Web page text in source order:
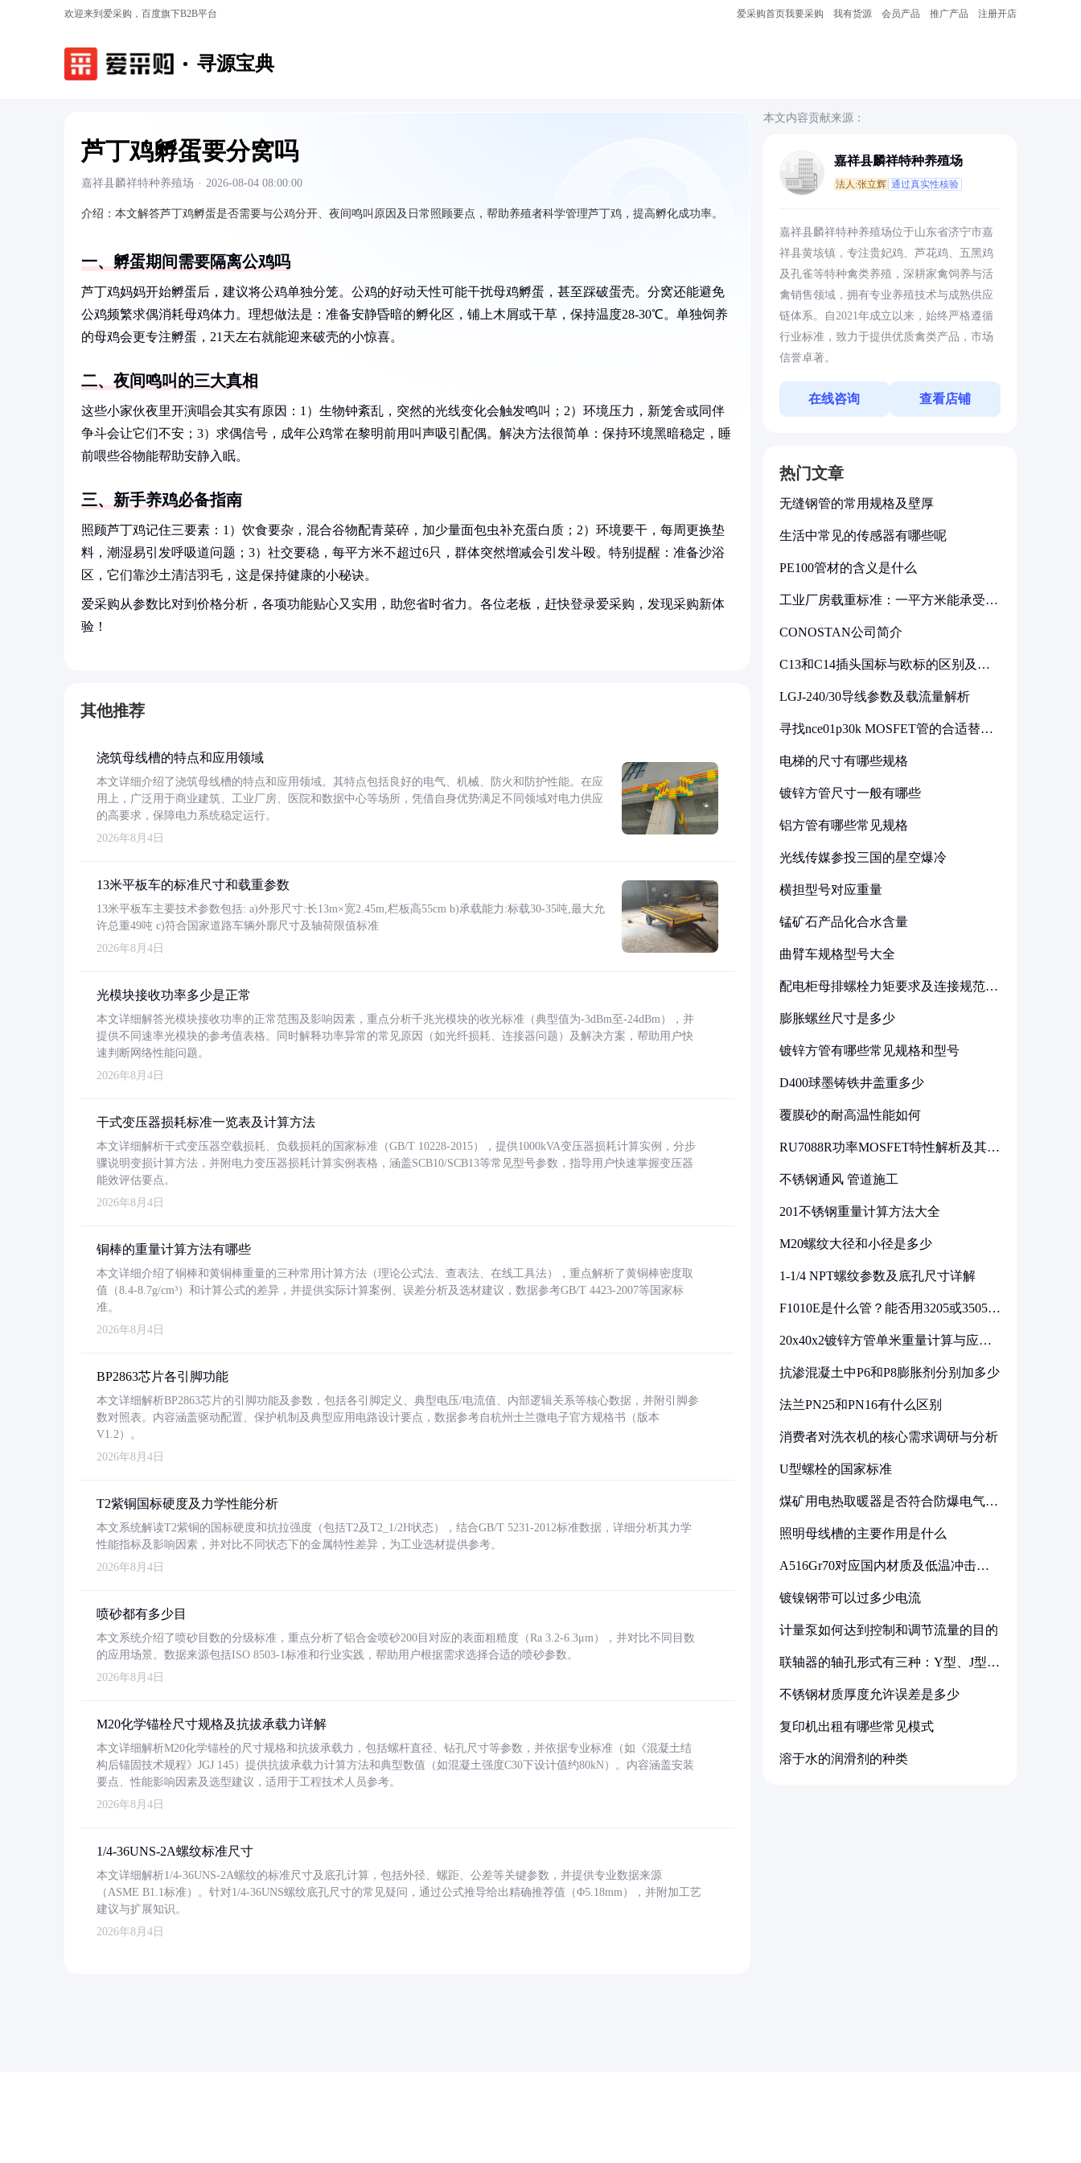
欢迎来到爱采购，百度旗下B2B平台 爱采购首页我要采购 我有货源 会员产品 推广产品 注册开店
寻源宝典
芦丁鸡孵蛋要分窝吗
嘉祥县麟祥特种养殖场 · 2026-08-04 08:00:00
介绍： 本文解答芦丁鸡孵蛋是否需要与公鸡分开、夜间鸣叫原因及日常照顾要点，帮助养殖者科学管理芦丁鸡，提高孵化成功率。
一、孵蛋期间需要隔离公鸡吗
芦丁鸡妈妈开始孵蛋后，建议将公鸡单独分笼。公鸡的好动天性可能干扰母鸡孵蛋，甚至踩破蛋壳。分窝还能避免
公鸡频繁求偶消耗母鸡体力。理想做法是：准备安静昏暗的孵化区，铺上木屑或干草，保持温度28-30℃。单独饲养
的母鸡会更专注孵蛋，21天左右就能迎来破壳的小惊喜。
二、夜间鸣叫的三大真相
这些小家伙夜里开演唱会其实有原因：1）生物钟紊乱，突然的光线变化会触发鸣叫；2）环境压力，新笼舍或同伴
争斗会让它们不安；3）求偶信号，成年公鸡常在黎明前用叫声吸引配偶。解决方法很简单：保持环境黑暗稳定，睡
前喂些谷物能帮助安静入眠。
三、新手养鸡必备指南
照顾芦丁鸡记住三要素：1）饮食要杂，混合谷物配青菜碎，加少量面包虫补充蛋白质；2）环境要干，每周更换垫
料，潮湿易引发呼吸道问题；3）社交要稳，每平方米不超过6只，群体突然增减会引发斗殴。特别提醒：准备沙浴
区，它们靠沙土清洁羽毛，这是保持健康的小秘诀。
爱采购从参数比对到价格分析，各项功能贴心又实用，助您省时省力。各位老板，赶快登录爱采购，发现采购新体
验！
其他推荐
浇筑母线槽的特点和应用领域
本文详细介绍了浇筑母线槽的特点和应用领域。其特点包括良好的电气、机械、防火和防护性能。在应
用上，广泛用于商业建筑、工业厂房、医院和数据中心等场所，凭借自身优势满足不同领域对电力供应
的高要求，保障电力系统稳定运行。
2026年8月4日
13米平板车的标准尺寸和载重参数
13米平板车主要技术参数包括: a)外形尺寸:长13m×宽2.45m,栏板高55cm b)承载能力:标载30-35吨,最大允
许总重49吨 c)符合国家道路车辆外廓尺寸及轴荷限值标准
2026年8月4日
光模块接收功率多少是正常
本文详细解答光模块接收功率的正常范围及影响因素，重点分析千兆光模块的收光标准（典型值为-3dBm至-24dBm），并
提供不同速率光模块的参考值表格。同时解释功率异常的常见原因（如光纤损耗、连接器问题）及解决方案，帮助用户快
速判断网络性能问题。
2026年8月4日
干式变压器损耗标准一览表及计算方法
本文详细解析干式变压器空载损耗、负载损耗的国家标准（GB/T 10228-2015），提供1000kVA变压器损耗计算实例，分步
骤说明变损计算方法，并附电力变压器损耗计算实例表格，涵盖SCB10/SCB13等常见型号参数，指导用户快速掌握变压器
能效评估要点。
2026年8月4日
铜棒的重量计算方法有哪些
本文详细介绍了铜棒和黄铜棒重量的三种常用计算方法（理论公式法、查表法、在线工具法），重点解析了黄铜棒密度取
值（8.4-8.7g/cm³）和计算公式的差异，并提供实际计算案例、误差分析及选材建议，数据参考GB/T 4423-2007等国家标
准。
2026年8月4日
BP2863芯片各引脚功能
本文详细解析BP2863芯片的引脚功能及参数，包括各引脚定义、典型电压/电流值、内部逻辑关系等核心数据，并附引脚参
数对照表。内容涵盖驱动配置、保护机制及典型应用电路设计要点，数据参考自杭州士兰微电子官方规格书（版本
V1.2）。
2026年8月4日
T2紫铜国标硬度及力学性能分析
本文系统解读T2紫铜的国标硬度和抗拉强度（包括T2及T2_1/2H状态），结合GB/T 5231-2012标准数据，详细分析其力学
性能指标及影响因素，并对比不同状态下的金属特性差异，为工业选材提供参考。
2026年8月4日
喷砂都有多少目
本文系统介绍了喷砂目数的分级标准，重点分析了铝合金喷砂200目对应的表面粗糙度（Ra 3.2-6.3μm），并对比不同目数
的应用场景。数据来源包括ISO 8503-1标准和行业实践，帮助用户根据需求选择合适的喷砂参数。
2026年8月4日
M20化学锚栓尺寸规格及抗拔承载力详解
本文详细解析M20化学锚栓的尺寸规格和抗拔承载力，包括螺杆直径、钻孔尺寸等参数，并依据专业标准（如《混凝土结
构后锚固技术规程》JGJ 145）提供抗拔承载力计算方法和典型数值（如混凝土强度C30下设计值约80kN）。内容涵盖安装
要点、性能影响因素及选型建议，适用于工程技术人员参考。
2026年8月4日
1/4-36UNS-2A螺纹标准尺寸
本文详细解析1/4-36UNS-2A螺纹的标准尺寸及底孔计算，包括外径、螺距、公差等关键参数，并提供专业数据来源
（ASME B1.1标准）。针对1/4-36UNS螺纹底孔尺寸的常见疑问，通过公式推导给出精确推荐值（Φ5.18mm），并附加工艺
建议与扩展知识。
2026年8月4日
本文内容贡献来源：
嘉祥县麟祥特种养殖场
法人:张立辉 通过真实性核验
嘉祥县麟祥特种养殖场位于山东省济宁市嘉
祥县黄垓镇，专注贵妃鸡、芦花鸡、五黑鸡
及孔雀等特种禽类养殖，深耕家禽饲养与活
禽销售领域，拥有专业养殖技术与成熟供应
链体系。自2021年成立以来，始终严格遵循
行业标准，致力于提供优质禽类产品，市场
信誉卓著。
在线咨询 查看店铺
热门文章
无缝钢管的常用规格及壁厚
生活中常见的传感器有哪些呢
PE100管材的含义是什么
工业厂房载重标准：一平方米能承受多
CONOSTAN公司简介
C13和C14插头国标与欧标的区别及其
LGJ-240/30导线参数及载流量解析
寻找nce01p30k MOSFET管的合适替代
电梯的尺寸有哪些规格
镀锌方管尺寸一般有哪些
铝方管有哪些常见规格
光线传媒参投三国的星空爆冷
横担型号对应重量
锰矿石产品化合水含量
曲臂车规格型号大全
配电柜母排螺栓力矩要求及连接规范详
膨胀螺丝尺寸是多少
镀锌方管有哪些常见规格和型号
D400球墨铸铁井盖重多少
覆膜砂的耐高温性能如何
RU7088R功率MOSFET特性解析及其在
不锈钢通风 管道施工
201不锈钢重量计算方法大全
M20螺纹大径和小径是多少
1-1/4 NPT螺纹参数及底孔尺寸详解
F1010E是什么管？能否用3205或3505代
20x40x2镀锌方管单米重量计算与应用
抗渗混凝土中P6和P8膨胀剂分别加多少
法兰PN25和PN16有什么区别
消费者对洗衣机的核心需求调研与分析
U型螺栓的国家标准
煤矿用电热取暖器是否符合防爆电气设
照明母线槽的主要作用是什么
A516Gr70对应国内材质及低温冲击要
镀镍钢带可以过多少电流
计量泵如何达到控制和调节流量的目的
联轴器的轴孔形式有三种：Y型、J型、
不锈钢材质厚度允许误差是多少
复印机出租有哪些常见模式
溶于水的润滑剂的种类